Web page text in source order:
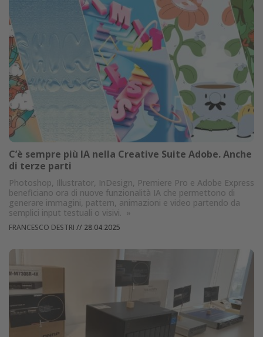
C’è sempre più IA nella Creative Suite Adobe. Anche
di terze parti
Photoshop, Illustrator, InDesign, Premiere Pro e Adobe Express
beneficiano ora di nuove funzionalità IA che permettono di
generare immagini, pattern, animazioni e video partendo da
semplici input testuali o visivi. »
FRANCESCO DESTRI // 28.04.2025